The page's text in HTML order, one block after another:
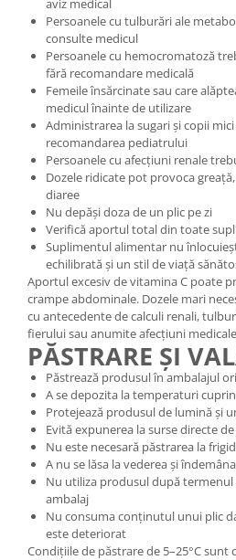
aviz medical
Persoanele cu tulburări ale
consulte medicul
Persoanele cu hemocromatoză
fără recomandare medicală
Femeile însărcinate sau care
medicul înainte de utilizare
Administrarea la sugari și copii
recomandarea pediatrului
Persoanele cu afecțiuni renale
Dozele ridicate pot provoca
diaree
Nu depăși doza de un plic pe zi
Verifică aportul total din toate
Suplimentul alimentar nu
echilibrată și un stil de viață
Aportul excesiv de vitamina C poate
crampe abdominale. Dozele mari
cu antecedente de calculi renali,
fierului sau anumite afecțiuni
PĂSTRARE ȘI
Păstrează produsul în ambalajul
A se depozita la temperaturi
Protejează produsul de lumină și
Evită expunerea la surse directe
Nu este necesară păstrarea la
A nu se lăsa la vederea și
Nu utiliza produsul după
ambalaj
Nu consuma conținutul unui plic
este deteriorat
Condițiile de păstrare de 5–25°C